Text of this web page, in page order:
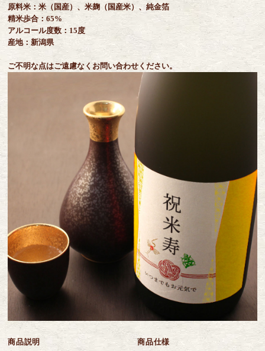
原料米：米（国産）、米麹（国産米）、純金箔
精米歩合：65%
アルコール度数：15度
産地：新潟県
ご不明な点はご遠慮なくお問い合わせください。
商品説明 商品仕様